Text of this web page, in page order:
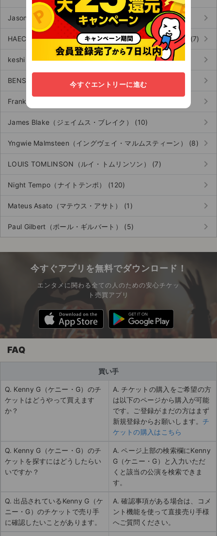
Jason Mraz（ジェイソン・ムラーズ） (17) keyboard_arrow_right
HAECHAN（ヘチャン／NCT／NCT 127／NCT DREAM） (7) keyboard_arrow_right
keshi（ケシ） (156) keyboard_arrow_right
BENSON BOONE（ベンソン・ブーン） (9) keyboard_arrow_right
Frank Wildhorn（フランク・ワイルドホーン） (8) keyboard_arrow_right
James Blake（ジェイムス・ブレイク） (10) keyboard_arrow_right
Yngwie Malmsteen（イングヴェイ・マルムスティーン） (8) keyboard_arrow_right
LOUIS TOMLINSON（ルイ・トムリンソン） (7) keyboard_arrow_right
Night Tempo（ナイトテンポ） (120) keyboard_arrow_right
Mateus Asato（マテウス・アサト） (1) keyboard_arrow_right
Paul Gilbert（ポール・ギルバート） (5) keyboard_arrow_right
今すぐアプリを無料でダウンロード！
エンタメに関わる全ての人のための安心チケッ
ト売買アプリ
FAQ
買い手
Q. Kenny G（ケニー・G）のチ
ケットはどうやって買えます
か？
A. チケットの購入をご希望の方
は以下のページから購入が可能
です。ご登録がまだの方はまず
新規登録からお願いします。 チ
ケットの購入はこちら
Q. Kenny G（ケニー・G）のチ
ケットを探すにはどうしたらい
いですか？
A. ページ上部の検索欄にKenny
G（ケニー・G）と入力いただ
くと該当の公演を検索できま
す。
Q. 出品されているKenny G（ケ
ニー・G）のチケットで売り手
に確認したいことがあります。
A. 確認事項がある場合は、コメ
ント機能を使って直接売り手様
へご質問ください。
今すぐエントリーに進む